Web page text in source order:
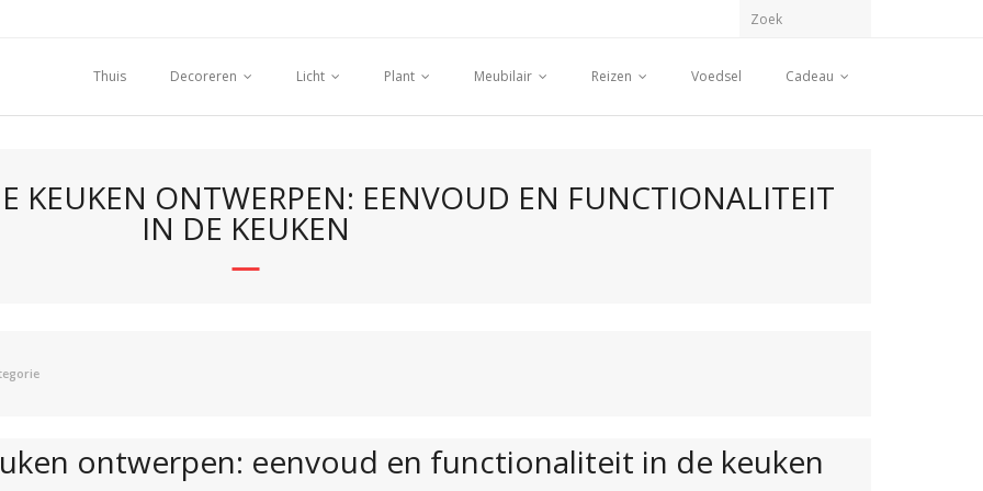
Thuis
Decoreren Licht Plant Meubilair Reizen Voedsel Cadeau
KEUKEN ONTWERPEN: EENVOUD EN FUNCTIONALITEIT
IN DE KEUKEN
ontwerpen: eenvoud en functionaliteit in de keuken